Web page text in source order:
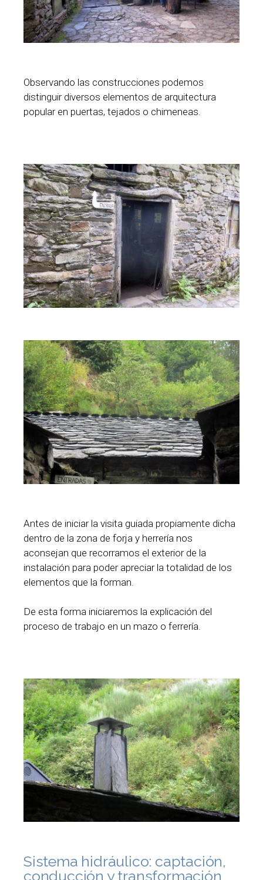
Observando las construcciones podemos
distinguir diversos elementos de arquitectura
popular en puertas, tejados o chimeneas.
Antes de iniciar la visita guiada propiamente dicha
dentro de la zona de forja y herrería nos
aconsejan que recorramos el exterior de la
instalación para poder apreciar la totalidad de los
elementos que la forman.
De esta forma iniciaremos la explicación del
proceso de trabajo en un mazo o ferrería.
Sistema hidráulico: captación,
conducción y transformación